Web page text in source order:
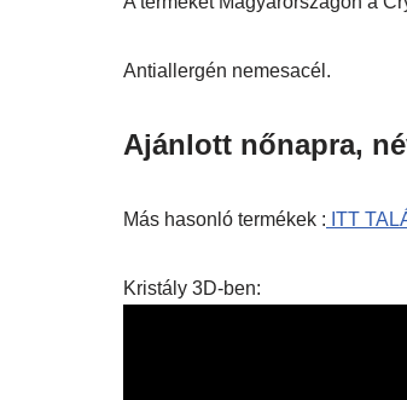
Antiallergén nemesacél.
Ajánlott nőnapra,
Más hasonló termékek : ITT
Kristály 3D-ben: